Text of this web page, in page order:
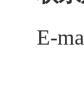
E-